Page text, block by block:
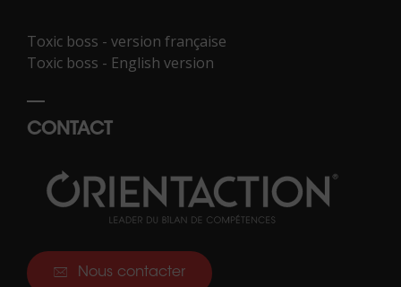
Toxic boss - version française
Toxic boss - English version
CONTACT
Nous contacter